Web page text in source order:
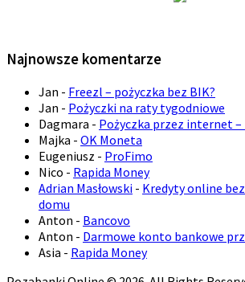
Najnowsze komentarze
Jan - Freezl – pożyczka bez BIK?
Jan - Pożyczki na raty tygodniowe
Dagmara - Pożyczka przez internet
Majka - OK Moneta
Eugeniusz - ProFimo
Nico - Rapida Money
Adrian Masłowski - Kredyty online
domu
Anton - Bancovo
Anton - Darmowe konto bankowe
Asia - Rapida Money